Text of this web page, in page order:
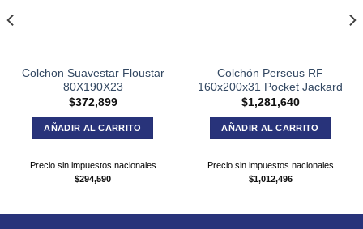
Colchon Suavestar Floustar
80X190X23
$372,899
AÑADIR AL CARRITO
Precio sin impuestos nacionales
$294,590
Colchón Perseus RF
160x200x31 Pocket Jackard
$1,281,640
AÑADIR AL CARRITO
Precio sin impuestos nacionales
$1,012,496